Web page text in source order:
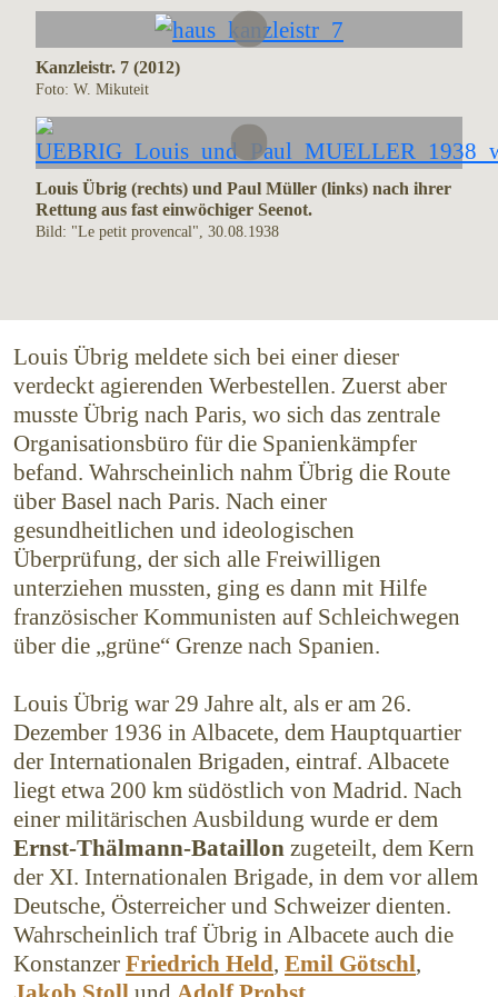
Kanzleistr. 7 (2012)
Foto: W. Mikuteit
Louis Übrig (rechts) und Paul Müller (links) nach ihrer
Rettung aus fast einwöchiger Seenot.
Bild: "Le petit provencal", 30.08.1938
Louis Übrig meldete sich bei einer dieser
verdeckt agierenden Werbestellen. Zuerst aber
musste Übrig nach Paris, wo sich das zentrale
Organisa­tionsbüro für die Spanienkämpfer
befand. Wahr­scheinlich nahm Übrig die Route
über Basel nach Paris. Nach einer
gesundheitlichen und ideologischen
Überprüfung, der sich alle Freiwilligen
unterziehen mussten, ging es dann mit Hilfe
französischer Kommunisten auf Schleichwegen
über die „grüne“ Grenze nach Spanien.
Louis Übrig war 29 Jahre alt, als er am 26.
Dezember 1936 in Albacete, dem Hauptquartier
der Inter­nationalen Brigaden, eintraf. Albacete
liegt etwa 200 km südöstlich von Madrid. Nach
einer militärischen Ausbildung wurde er dem
Ernst-Thälmann-Bataillon zugeteilt, dem Kern
der XI. Internationalen Brigade, in dem vor allem
Deutsche, Österreicher und Schweizer dienten.
Wahrscheinlich traf Übrig in Albacete auch die
Konstanzer Friedrich Held, Emil Götschl,